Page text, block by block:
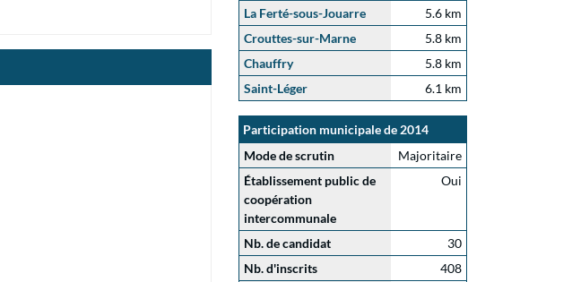
La Ferté-sous-Jouarre
5.6 km
Crouttes-sur-Marne
5.8 km
Chauffry
5.8 km
Saint-Léger
6.1 km
Participation municipale de 2014
Mode de scrutin
Majoritaire
Établissement public de
coopération
intercommunale
Oui
Nb. de candidat
30
Nb. d'inscrits
408